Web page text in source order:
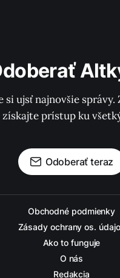
si ujsť najnovšie
prístup ku
Odoberať teraz
Obchodné podmienky
Zásady ochrany os.
Ako to funguje
O nás
Redakcia